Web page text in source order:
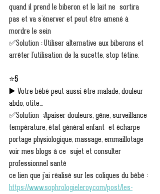
quand il prend le biberon et le lait ne  sortira
pas et va s’énerver et peut être amené à
mordre le sein
✅Solution : Utiliser alternative aux biberons et
arrêter l'utilisation de la sucette, stop tétine.
⭐5
▶️ Votre bébé peut aussi être malade, douleur
abdo, otite...
✅Solution  :Apaiser douleurs, gêne, surveillance
température, état général enfant  et écharpe
portage physiologique, massage, emmaillotage
voir mes blogs à ce  sujet et consulter
professionnel santé
ce lien que j'ai réalisé sur les coliques du bébé :
https://www.sophrologieleroy.com/post/les-